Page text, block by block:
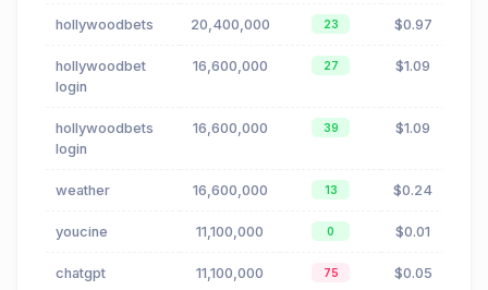
hollywoodbets 20,400,000 23 $0.97
hollywoodbet
login
16,600,000 27 $1.09
hollywoodbets
login
16,600,000 39 $1.09
weather 16,600,000 13 $0.24
youcine 11,100,000 0 $0.01
chatgpt 11,100,000 75 $0.05